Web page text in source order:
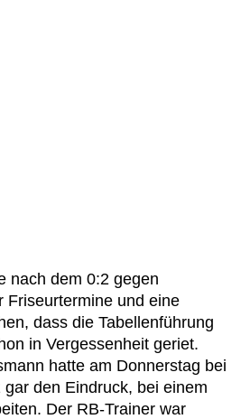
nach dem 0:2 gegen
Friseurtermine und eine
dass die Tabellenführung
in Vergessenheit geriet.
hatte am Donnerstag bei
den Eindruck, bei einem
Der RB-Trainer war